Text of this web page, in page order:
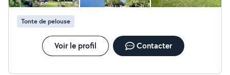
Tonte de pelouse
Voir le profil Contacter